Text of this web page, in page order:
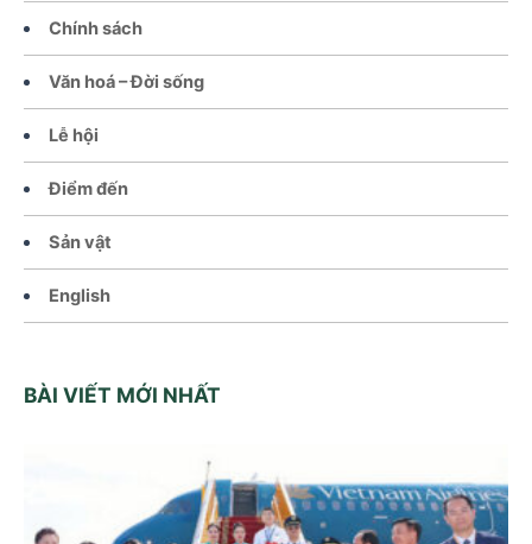
Chính sách
Văn hoá – Đời sống
Lễ hội
Điểm đến
Sản vật
English
BÀI VIẾT MỚI NHẤT